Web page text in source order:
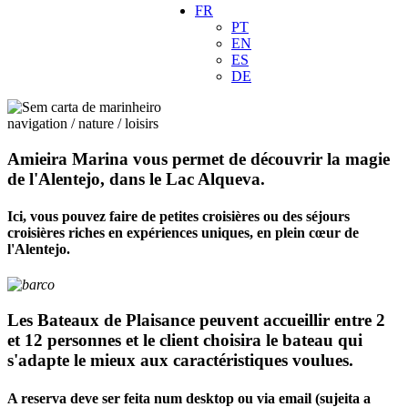
FR
PT
EN
ES
DE
navigation / nature / loisirs
Amieira Marina vous permet de découvrir la magie
de l'Alentejo, dans le Lac Alqueva.
Ici, vous pouvez faire de petites croisières ou des séjours
croisières riches en expériences uniques, en plein cœur de
l'Alentejo.
Les Bateaux de Plaisance peuvent accueillir entre 2
et 12 personnes et le client choisira le bateau qui
s'adapte le mieux aux caractéristiques voulues.
A reserva deve ser feita num desktop ou via email (sujeita a